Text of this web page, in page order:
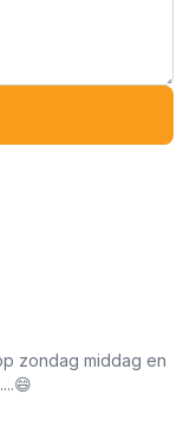
zondag middag en